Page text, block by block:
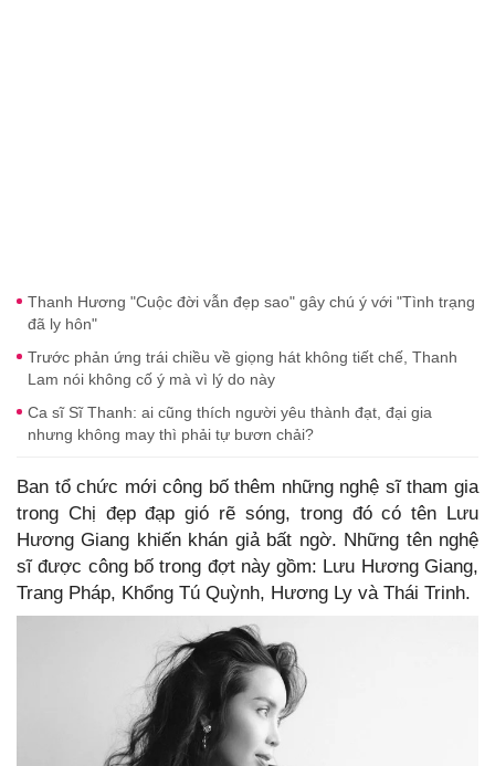
Thanh Hương "Cuộc đời vẫn đẹp sao" gây chú ý với "Tình trạng
đã ly hôn"
Trước phản ứng trái chiều về giọng hát không tiết chế, Thanh
Lam nói không cố ý mà vì lý do này
Ca sĩ Sĩ Thanh: ai cũng thích người yêu thành đạt, đại gia
nhưng không may thì phải tự bươn chải?
Ban tổ chức mới công bố thêm những nghệ sĩ tham gia
trong Chị đẹp đạp gió rẽ sóng, trong đó có tên Lưu
Hương Giang khiến khán giả bất ngờ. Những tên nghệ
sĩ được công bố trong đợt này gồm: Lưu Hương Giang,
Trang Pháp, Khổng Tú Quỳnh, Hương Ly và Thái Trinh.